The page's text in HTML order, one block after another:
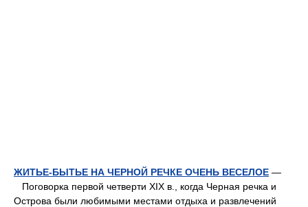
ЖИТЬЕ-БЫТЬЕ НА ЧЕРНОЙ РЕЧКЕ ОЧЕНЬ ВЕСЕЛОЕ —
Поговорка первой четверти XIX в., когда Черная речка и
Острова были любимыми местами отдыха и развлечений